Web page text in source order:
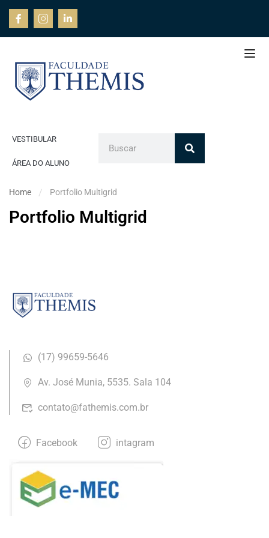
VESTIBULAR
ÁREA DO ALUNO
Home Portfolio Multigrid
Portfolio Multigrid
(17) ​99659-5646
Av. José Munia, 5535. Sala 104
contato@fathemis.com.br
Facebook intagram